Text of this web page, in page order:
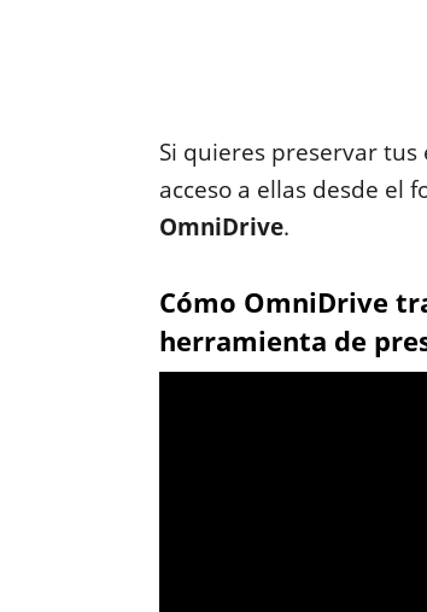
Si quieres preservar
acceso a ellas desde el
OmniDrive.
Cómo OmniDrive
herramienta de